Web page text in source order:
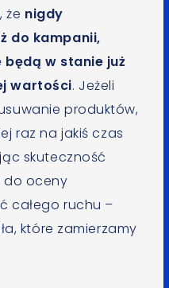
że nigdy
do kampanii,
będą w stanie już
wartości. Jeżeli
produktów,
raz na jakiś czas
skuteczność
do oceny
całego ruchu –
które zamierzamy